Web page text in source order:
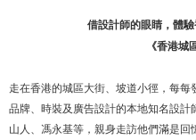
借設計師的眼睛，體
《香港城
走在香港的城區大街、坡道小徑，每每
品牌、時裝及廣告設計的本地知名設
山人、馮永基等，親身走訪他們滿是